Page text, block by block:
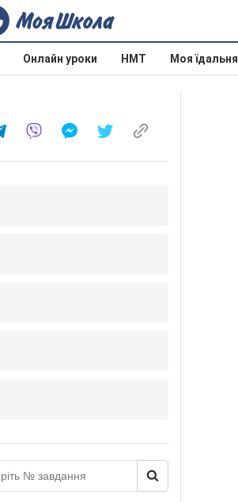
Онлайн уроки НМТ Моя їдальня